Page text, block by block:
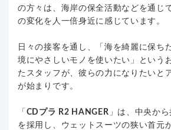
の方々は、海岸の保全活動などを通じ
の変化を人一倍身近に感じています。
日々の接客を通し、「海を綺麗に保ち
境にやさしいモノを使いたい」という
たスタッフが、彼らの力になりたいと
が始まりです。
「 CDプラ R2 HANGER 」は、中央か
を採用し、ウェットスーツの狭い首元